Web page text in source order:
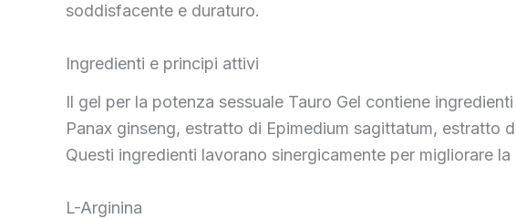
soddisfacente e duraturo.
Ingredienti e principi attivi
Il gel per la potenza sessuale Tauro Gel contiene
Panax ginseng, estratto di Epimedium sagittatum,
Questi ingredienti lavorano sinergicamente per migliorare
L-Arginina